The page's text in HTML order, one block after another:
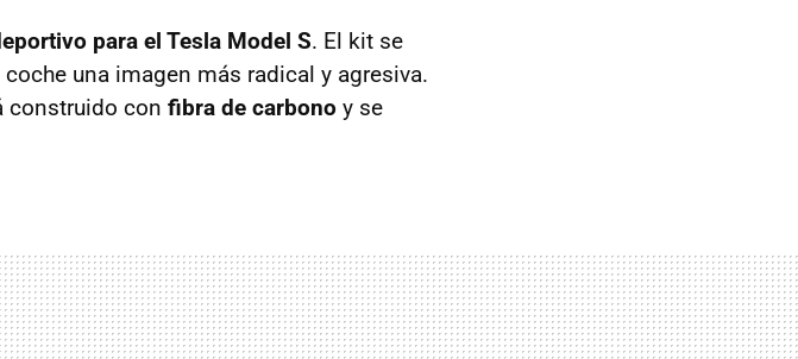
para el Tesla Model S. El kit se
una imagen más radical y agresiva.
construido con fibra de carbono y se